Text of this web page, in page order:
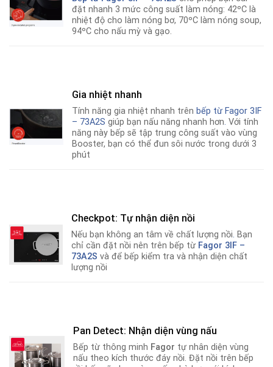
đặt nhanh 3 mức công suất làm nóng: 42ºC là
nhiệt độ cho làm nóng bơ, 70ºC làm nóng soup,
94ºC cho nấu mỳ và gạo.
Gia nhiệt nhanh
Tính năng gia nhiệt nhanh trên bếp từ Fagor 3IF
– 73A2S giúp bạn nấu năng nhanh hơn. Với tính
năng này bếp sẽ tập trung công suất vào vùng
Booster, bạn có thể đun sôi nước trong dưới 3
phút
Checkpot: Tự nhận diện nồi
Nếu bạn không an tâm về chất lượng nồi. Bạn
chỉ cần đặt nồi nên trên bếp từ Fagor 3IF –
73A2S và để bếp kiểm tra và nhận diện chất
lượng nồi
Pan Detect: Nhận diện vùng nấu
Bếp từ thông minh Fagor tự nhân diện vùng
nấu theo kích thước đáy nồi. Đặt nồi trên bếp